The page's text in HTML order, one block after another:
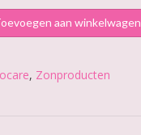
aan winkelwagen
, Zonproducten